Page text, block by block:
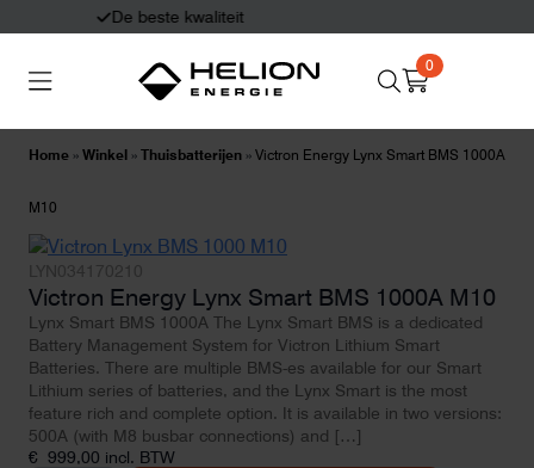
Eerlijk en deskundig advies
0
Home » Winkel » Thuisbatterijen » Victron Energy Lynx Smart BMS 1000A
M10
Victron Energy Lynx Smart BMS 1000A M10
Lynx Smart BMS 1000A The Lynx Smart BMS is a dedicated
Battery Management System for Victron Lithium Smart
Batteries. There are multiple BMS-es available for our Smart
Lithium series of batteries, and the Lynx Smart is the most
feature rich and complete option. It is available in two versions:
500A (with M8 busbar connections) and […]
€ 999,00 incl. BTW
Thuisbatterijen Zonnepanelen
Laadpalen
Informatie